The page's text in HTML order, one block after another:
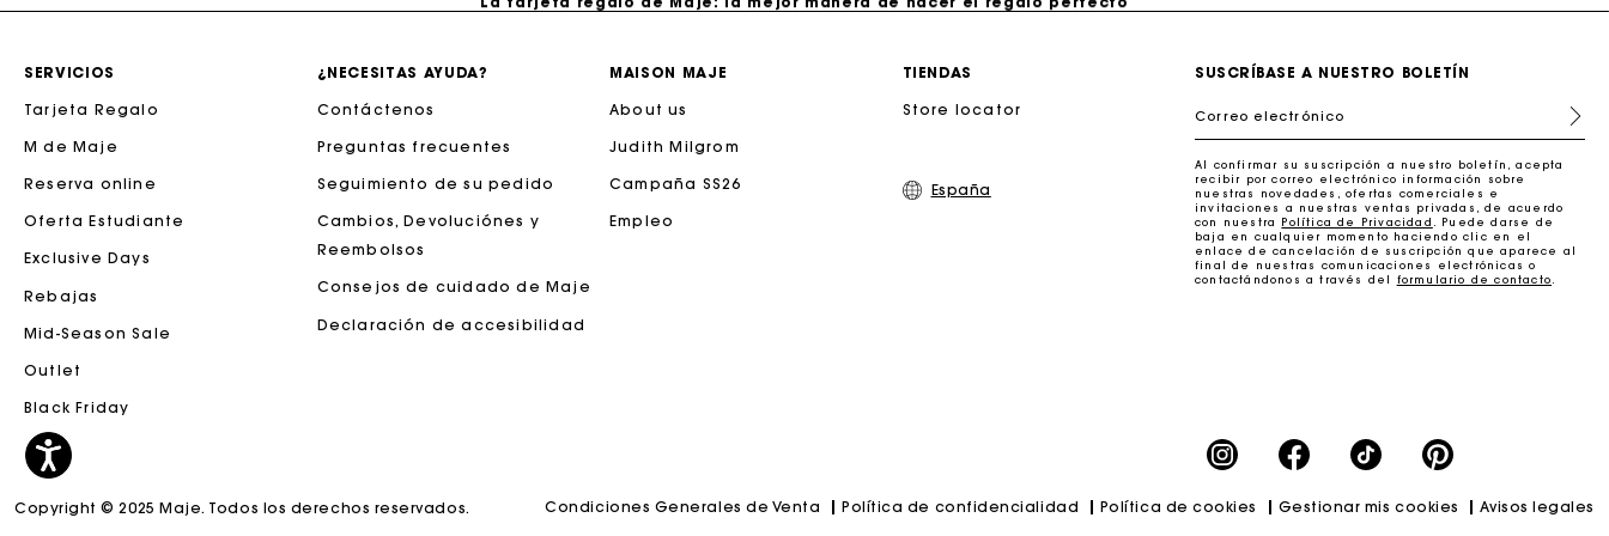
Paga en 3 cuotas sin comisiones
Cambios & Devoluciones gratuitos
SUSCRÍBASE A NUESTRO BOLETÍN
Correo electrónico
Al confirmar su suscripción a nuestro boletín, acepta
recibir por correo electrónico información sobre
nuestras novedades, ofertas comerciales e
invitaciones a nuestras ventas privadas, de acuerdo
con nuestra Política de Privacidad
. Puede darse de
baja en cualquier momento haciendo clic en el
enlace de cancelación de suscripción que aparece al
final de nuestras comunicaciones electrónicas o
contactándonos a través del formulario de contacto
SERVICIOS
Tarjeta Regalo
M de Maje
Reserva online
Oferta Estudiante
Exclusive Days
Rebajas
Mid-Season Sale
Outlet
Black Friday
¿NECESITAS AYUDA?
Contáctenos
Preguntas frecuentes
Seguimiento de su pedido
Cambios, Devoluciónes y
Reembolsos
Consejos de cuidado de Maje
Declaración de accesibilidad
MAISON MAJE
About us
Judith Milgrom
Campaña SS26
Empleo
TIENDAS
Store locator
España
Condiciones Generales de Venta Política de confidencialidad Política de cookies Gestionar mis cookies Avisos legales
Copyright © 2025 Maje. Todos los derechos reservados.